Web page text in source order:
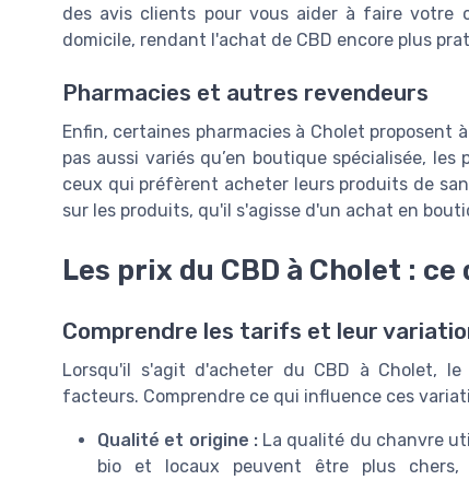
des avis clients pour vous aider à faire votre
domicile, rendant l'achat de CBD encore plus
Pharmacies et autres revendeurs
Enfin, certaines pharmacies à Cholet proposent
pas aussi variés qu’en boutique spécialisée,
ceux qui préfèrent acheter leurs produits de
sur les produits, qu'il s'agisse d'un achat en
Les prix du CBD à Cholet :
Comprendre les tarifs et leur
Lorsqu'il s'agit d'acheter du CBD à Cholet,
facteurs. Comprendre ce qui influence ces
Qualité et origine :La qualité du chanvre
bio et locaux peuvent être plus